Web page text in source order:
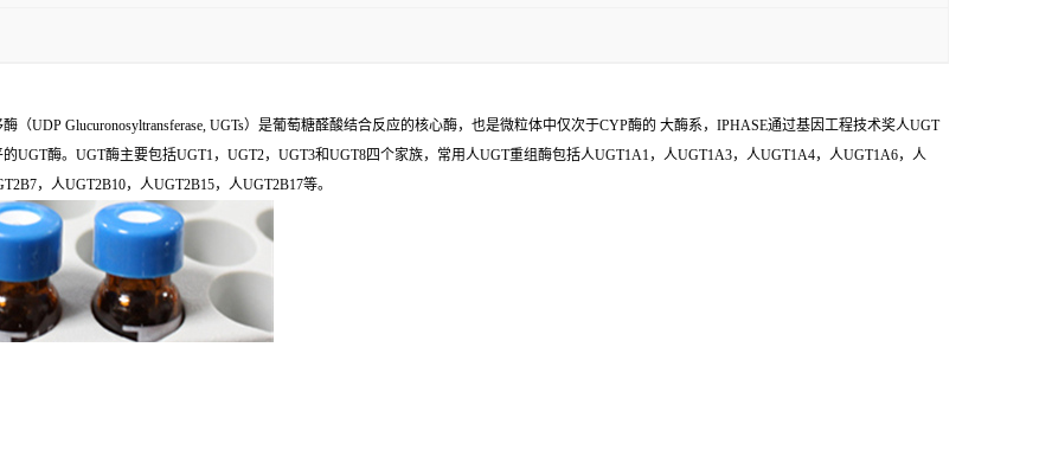
UDP Glucuronosyltransferase, UGTs）是葡萄糖醛酸结合反应的核心酶，也是微粒体中仅次于CYP酶的 大酶系，IPHASE通过基因工程技术奖人UGT
UGT酶。UGT酶主要包括UGT1，UGT2，UGT3和UGT8四个家族，常用人UGT重组酶包括人UGT1A1，人UGT1A3，人UGT1A4，人UGT1A6，人
，人UGT2B10，人UGT2B15，人UGT2B17等。